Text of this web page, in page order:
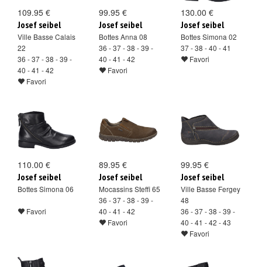
109.95 €
Josef seibel
Ville Basse Calais
22
36 - 37 - 38 - 39 -
40 - 41 - 42
Favori
99.95 €
Josef seibel
Bottes Anna 08
36 - 37 - 38 - 39 -
40 - 41 - 42
Favori
130.00 €
Josef seibel
Bottes Simona 02
37 - 38 - 40 - 41
Favori
110.00 €
Josef seibel
Bottes Simona 06
Favori
89.95 €
Josef seibel
Mocassins Steffi 65
36 - 37 - 38 - 39 -
40 - 41 - 42
Favori
99.95 €
Josef seibel
Ville Basse Fergey
48
36 - 37 - 38 - 39 -
40 - 41 - 42 - 43
Favori